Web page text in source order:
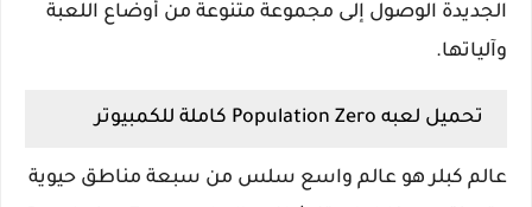
الجديدة الوصول إلى مجموعة متنوعة من أوضاع اللعبة
وآلياتها.
تحميل لعبه Population Zero كاملة للكمبيوتر
عالم كبلر هو عالم واسع سلس من سبعة مناطق حيوية